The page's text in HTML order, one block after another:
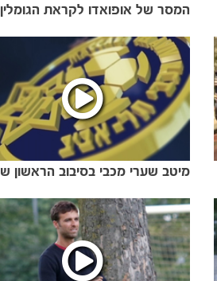
המסר של אופואדו לקראת הגומלין